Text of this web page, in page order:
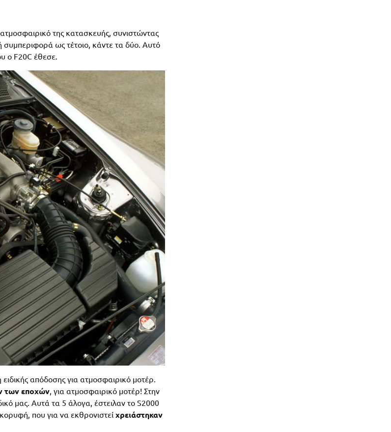
της κατασκευής, συνιστώντας
συμπεριφορά ως τέτοιο, κάντε τα δύο. Αυτό
ο F20C έθεσε.
απόδοσης για ατμοσφαιρικό μοτέρ.
των εποχών, για ατμοσφαιρικό μοτέρ! Στην
μας. Αυτά τα 5 άλογα, έστειλαν το S2000
που για να εκθρονιστεί χρειάστηκαν